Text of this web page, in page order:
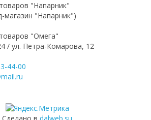
"Напарник"
магазин "Напарник")
"Омега"
/ ул. Петра-Комарова, 12
44-00
Сделано в dalweb.su